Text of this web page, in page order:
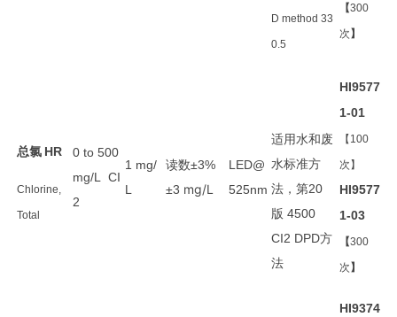
D method 33
0.5
【300
次】
总氯 HR
Chlorine,
Total
0 to 500
mg/L CI
2
1 mg/
L
读数±3%
±3 mg/L
LED@
525nm
适用水和废
水标准方
法 ， 第20
版 4500
CI2 DPD方
法
HI9577
1-01
【100
次】
HI9577
1-03
【300
次】
HI9374